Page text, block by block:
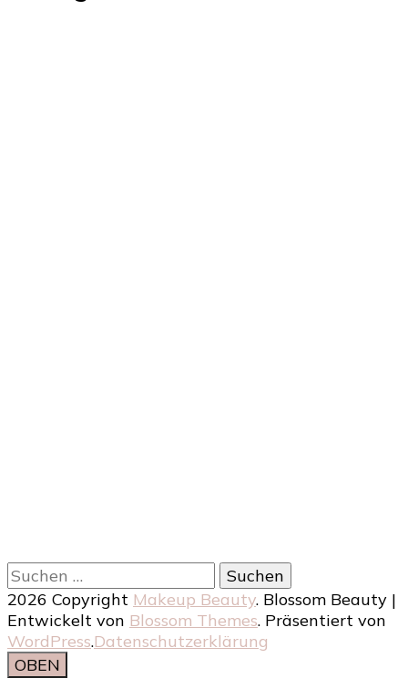
Suchen
nach:
2026 Copyright Makeup Beauty. Blossom Beauty |
Entwickelt von Blossom Themes. Präsentiert von
WordPress.Datenschutzerklärung
OBEN